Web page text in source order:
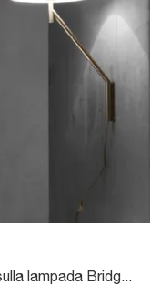
Lampade da parete: scopri di più sulla lampada Bridget Applique in tessuto che ti consigliamo.